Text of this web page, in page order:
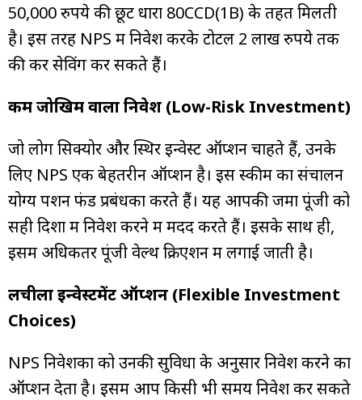
50,000 रुपये की छूट धारा 80CCD(1B) के तहत मिलती
है। इस तरह NPS में निवेश करके टोटल 2 लाख रुपये तक
की कर सेविंग कर सकते हैं।
कम जोखिम वाला निवेश (Low-Risk Investment)
जो लोग सिक्योर और स्थिर इन्वेस्ट ऑप्शन चाहते हैं, उनके
लिए NPS एक बेहतरीन ऑप्शन है। इस स्कीम का संचालन
योग्य पेंशन फंड प्रबंधकों करते हैं। यह आपकी जमा पूंजी को
सही दिशा में निवेश करने में मदद करते हैं। इसके साथ ही,
इसमें अधिकतर पूंजी वेल्थ क्रिएशन में लगाई जाती है।
लचीला इन्वेस्टमेंट ऑप्शन (Flexible Investment
Choices)
NPS निवेशकों को उनकी सुविधा के अनुसार निवेश करने का
ऑप्शन देता है। इसमें आप किसी भी समय निवेश कर सकते